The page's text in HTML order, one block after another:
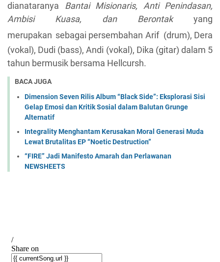
dianataranya Bantai Misionaris, Anti Penindasan,
Ambisi Kuasa, dan Berontak yang
merupakan sebagai persembahan Arif (drum), Dera
(vokal), Dudi (bass), Andi (vokal), Dika (gitar) dalam 5
tahun bermusik bersama Hellcursh.
BACA JUGA
Dimension Seven Rilis Album “Black Side”: Eksplorasi Sisi
Gelap Emosi dan Kritik Sosial dalam Balutan Grunge
Alternatif
Integrality Menghantam Kerusakan Moral Generasi Muda
Lewat Brutalitas EP “Noetic Destruction”
“FIRE” Jadi Manifesto Amarah dan Perlawanan
NEWSHEETS